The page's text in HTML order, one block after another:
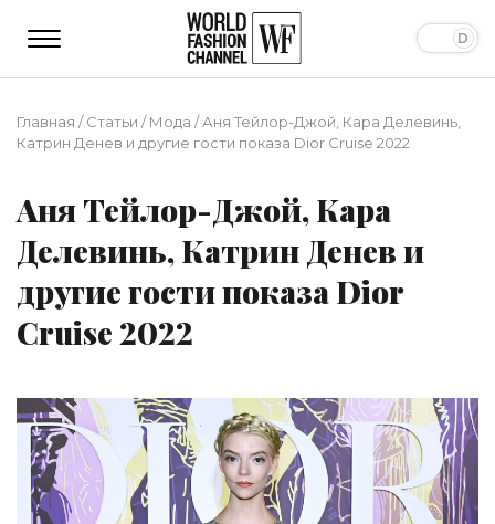
Главная /Статьи /Мода /Аня Тейлор-Джой, Кара Делевинь,
Катрин Денев и другие гости показа Dior Cruise 2022
Аня Тейлор-Джой, Кара
Делевинь, Катрин Денев и
другие гости показа Dior
Cruise 2022